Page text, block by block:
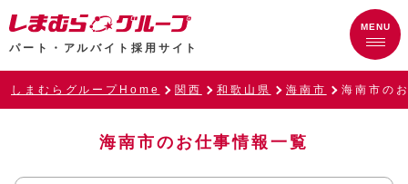
パート・アルバイト採用サイト
しまむらグループHome 関西 和歌山県 海南市 海南市の
海南市のお仕事情報一覧